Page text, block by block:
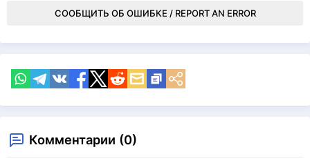
СООБЩИТЬ ОБ ОШИБКЕ / REPORT AN ERROR
Комментарии (0)